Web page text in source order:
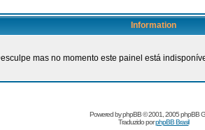
Information
mas no momento este painel está
Powered byphpBB© 2001, 2005 phpBB
Traduzido porphpBB Brasil